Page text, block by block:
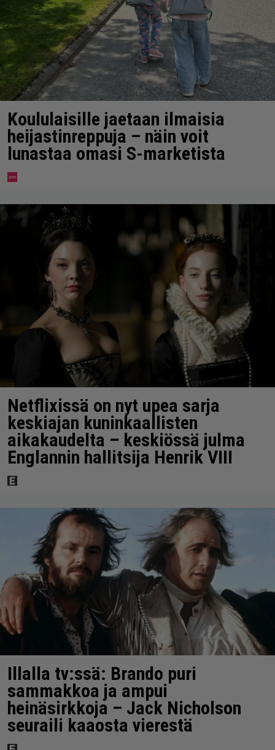
Koululaisille jaetaan ilmaisia
heijastinreppuja – näin voit
lunastaa omasi S-marketista
Netflixissä on nyt upea sarja
keskiajan kuninkaallisten
aikakaudelta – keskiössä julma
Englannin hallitsija Henrik VIII
Illalla tv:ssä: Brando puri
sammakkoa ja ampui
heinäsirkkoja – Jack Nicholson
seuraili kaaosta vierestä